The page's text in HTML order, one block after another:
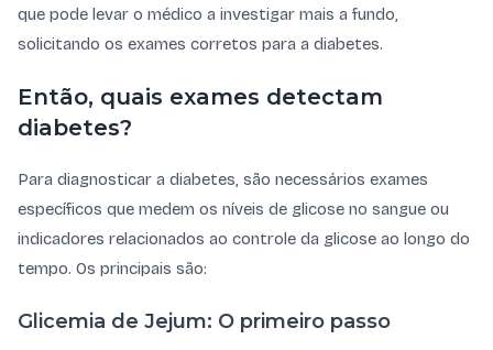
que pode levar o médico a investigar mais a fundo,
solicitando os exames corretos para a diabetes.
Então, quais exames detectam
diabetes?
Para diagnosticar a diabetes, são necessários exames
específicos que medem os níveis de glicose no sangue ou
indicadores relacionados ao controle da glicose ao longo do
tempo. Os principais são:
Glicemia de Jejum: O primeiro passo